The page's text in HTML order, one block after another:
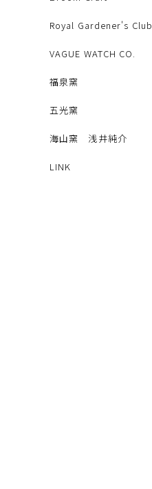
Royal Gardener's Club
VAGUE WATCH CO.
福泉窯
五光窯
海山窯 浅井純介
LINK